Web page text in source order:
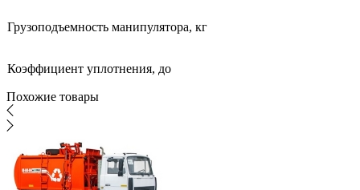
Грузоподъемность манипулятора, кг
Коэффициент уплотнения, до
Похожие товары